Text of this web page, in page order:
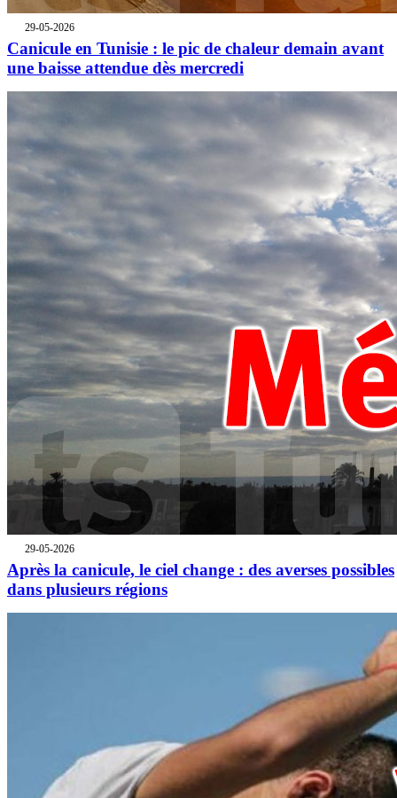
29-05-2026
Canicule en Tunisie : le pic de chaleur demain avant
une baisse attendue dès mercredi
29-05-2026
Après la canicule, le ciel change : des averses possibles
dans plusieurs régions